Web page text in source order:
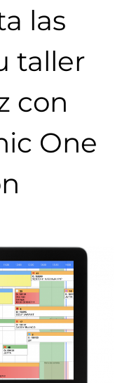
las
taller
con
One